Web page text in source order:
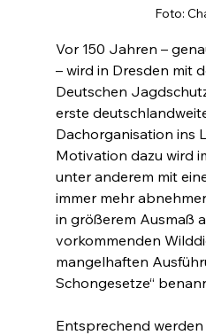
Foto:
Vor 150 Jahren –
– wird in Dresden mit
Deutschen
erste
Dachorganisation ins
Motivation dazu wird
unter anderem mit
immer mehr
in größerem Ausmaß
vorkommenden
mangelhaften
Schongesetze“
Entsprechend